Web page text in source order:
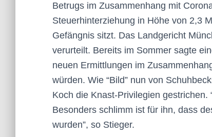
Betrugs im Zusammenhang mit
Steuerhinterziehung in Höhe von 2,3
Gefängnis sitzt. Das Landgericht
verurteilt. Bereits im Sommer sagte
neuen Ermittlungen im
würden. Wie “Bild” nun von
Koch die Knast-Privilegien
Besonders schlimm ist für ihn, dass
wurden”, so Stieger.